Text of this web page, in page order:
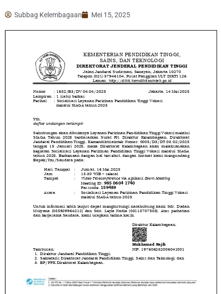
Subbag Kelembagaan Mei 15, 2025